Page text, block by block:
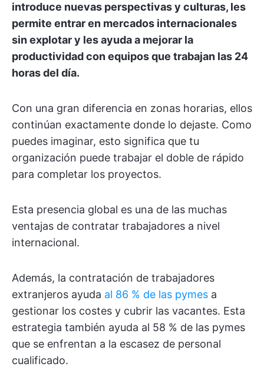
introduce nuevas perspectivas y culturas, les
permite entrar en mercados internacionales
sin explotar y les ayuda a mejorar la
productividad con equipos que trabajan las 24
horas del día.
Con una gran diferencia en zonas horarias, ellos
continúan exactamente donde lo dejaste. Como
puedes imaginar, esto significa que tu
organización puede trabajar el doble de rápido
para completar los proyectos.
Esta presencia global es una de las muchas
ventajas de contratar trabajadores a nivel
internacional.
Además, la contratación de trabajadores
extranjeros ayuda al 86 % de las pymes a
gestionar los costes y cubrir las vacantes. Esta
estrategia también ayuda al 58 % de las pymes
que se enfrentan a la escasez de personal
cualificado.